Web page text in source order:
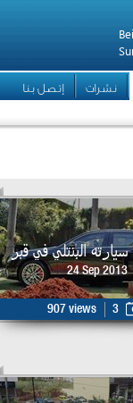
نشرات
إتصل بنا
البنتلي في قبر
24 Sep 2013
907 views 3